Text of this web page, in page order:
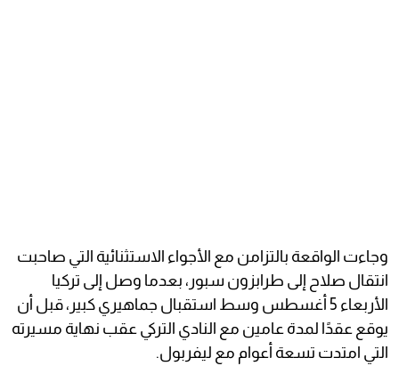
وجاءت الواقعة بالتزامن مع الأجواء الاستثنائية التي صاحبت
انتقال صلاح إلى طرابزون سبور، بعدما وصل إلى تركيا
الأربعاء 5 أغسطس وسط استقبال جماهيري كبير، قبل أن
يوقع عقدًا لمدة عامين مع النادي التركي عقب نهاية مسيرته
التي امتدت تسعة أعوام مع ليفربول.